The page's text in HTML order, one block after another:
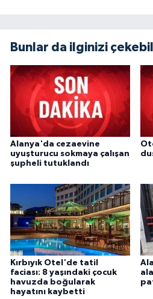
Bunlar da ilginizi
Alanya'da cezaevine
uyuşturucu sokmaya çalışan
şupheli tutuklandı
Kırbıyık Otel'de tatil
faciası: 8 yaşındaki çocuk
havuzda boğularak
hayatını kaybetti